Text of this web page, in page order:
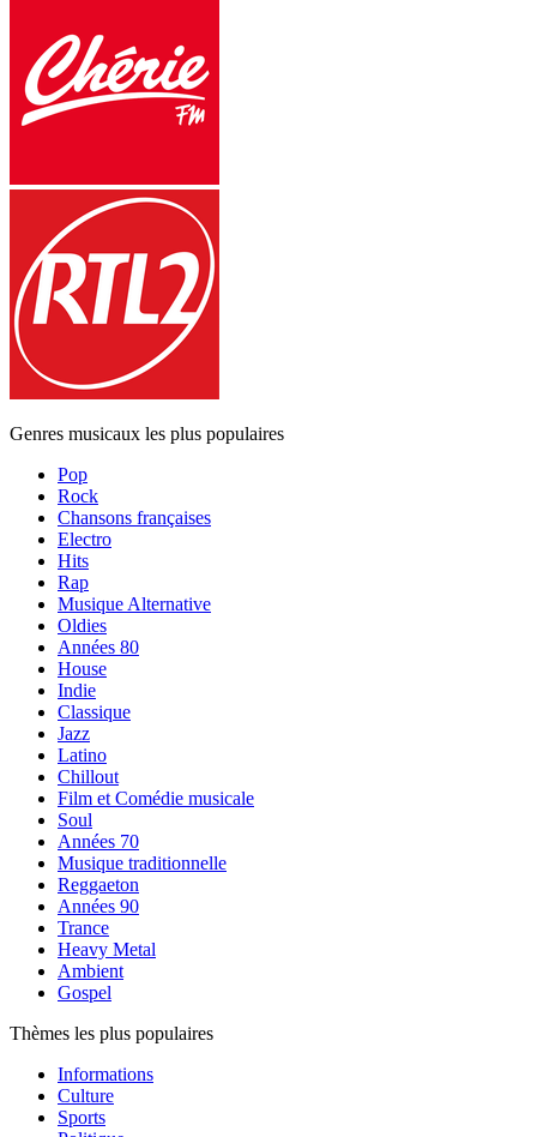
Genres musicaux les plus populaires
Pop
Rock
Chansons françaises
Electro
Hits
Rap
Musique Alternative
Oldies
Années 80
House
Indie
Classique
Jazz
Latino
Chillout
Film et Comédie musicale
Soul
Années 70
Musique traditionnelle
Reggaeton
Années 90
Trance
Heavy Metal
Ambient
Gospel
Thèmes les plus populaires
Informations
Culture
Sports